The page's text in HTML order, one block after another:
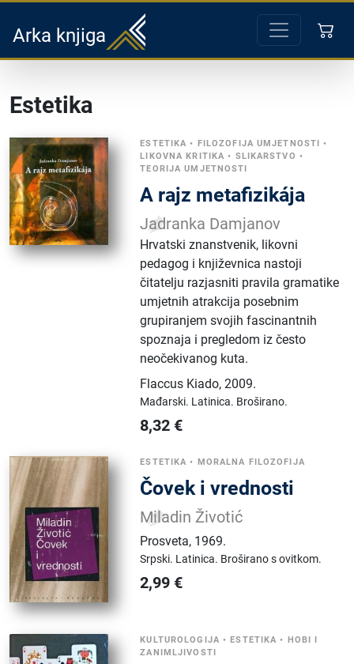
Arka knjiga
Estetika
ESTETIKA • FILOZOFIJA UMJETNOSTI •
LIKOVNA KRITIKA • SLIKARSTVO •
TEORIJA UMJETNOSTI
A ​rajz metafizikája
Jadranka Damjanov
Hrvatski znanstvenik, likovni
pedagog i književnica nastoji
čitatelju razjasniti pravila gramatike
umjetnih atrakcija posebnim
grupiranjem svojih fascinantnih
spoznaja i pregledom iz često
neočekivanog kuta.
Flaccus Kiado,2009.
Mađarski. Latinica. Broširano.
8,32 €
ESTETIKA • MORALNA FILOZOFIJA
Čovek i vrednosti
Miladin Životić
Prosveta, 1969.
Srpski. Latinica. Broširano s ovitkom.
2,99 €
KULTUROLOGIJA •ESTETIKA • HOBI I
ZANIMLJIVOSTI